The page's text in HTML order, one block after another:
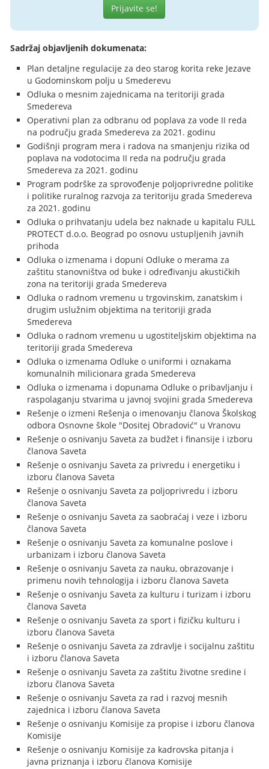
Prijavite se!
Sadržaj objavljenih dokumenata:
Plan detaljne regulacije za deo starog korita reke Jezave
u Godominskom polju u Smederevu
Odluka o mesnim zajednicama na teritoriji grada
Smedereva
Operativni plan za odbranu od poplava za vode II reda
na području grada Smedereva za 2021. godinu
Godišnji program mera i radova na smanjenju rizika od
poplava na vodotocima II reda na području grada
Smedereva za 2021. godinu
Program podrške za sprovođenje poljoprivredne politike
i politike ruralnog razvoja za teritoriju grada Smedereva
za 2021. godinu
Odluka o prihvatanju udela bez naknade u kapitalu FULL
PROTECT d.o.o. Beograd po osnovu ustupljenih javnih
prihoda
Odluka o izmenama i dopuni Odluke o merama za
zaštitu stanovništva od buke i određivanju akustičkih
zona na teritoriji grada Smedereva
Odluka o radnom vremenu u trgovinskim, zanatskim i
drugim uslužnim objektima na teritoriji grada
Smedereva
Odluka o radnom vremenu u ugostiteljskim objektima na
teritoriji grada Smedereva
Odluka o izmenama Odluke o uniformi i oznakama
komunalnih milicionara grada Smedereva
Odluka o izmenama i dopunama Odluke o pribavljanju i
raspolaganju stvarima u javnoj svojini grada Smedereva
Rešenje o izmeni Rešenja o imenovanju članova Školskog
odbora Osnovne škole "Dositej Obradović" u Vranovu
Rešenje o osnivanju Saveta za budžet i finansije i izboru
članova Saveta
Rešenje o osnivanju Saveta za privredu i energetiku i
izboru članova Saveta
Rešenje o osnivanju Saveta za poljoprivredu i izboru
članova Saveta
Rešenje o osnivanju Saveta za saobraćaj i veze i izboru
članova Saveta
Rešenje o osnivanju Saveta za komunalne poslove i
urbanizam i izboru članova Saveta
Rešenje o osnivanju Saveta za nauku, obrazovanje i
primenu novih tehnologija i izboru članova Saveta
Rešenje o osnivanju Saveta za kulturu i turizam i izboru
članova Saveta
Rešenje o osnivanju Saveta za sport i fizičku kulturu i
izboru članova Saveta
Rešenje o osnivanju Saveta za zdravlje i socijalnu zaštitu
i izboru članova Saveta
Rešenje o osnivanju Saveta za zaštitu životne sredine i
izboru članova Saveta
Rešenje o osnivanju Saveta za rad i razvoj mesnih
zajednica i izboru članova Saveta
Rešenje o osnivanju Komisije za propise i izboru članova
Komisije
Rešenje o osnivanju Komisije za kadrovska pitanja i
javna priznanja i izboru članova Komisije